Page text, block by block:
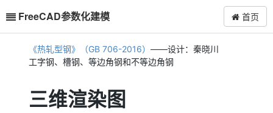
FreeCAD参数化建模 首页
《热轧型钢》（GB 706-2016）——设计：秦晓川
工字钢、槽钢、等边角钢和不等边角钢
三维渲染图